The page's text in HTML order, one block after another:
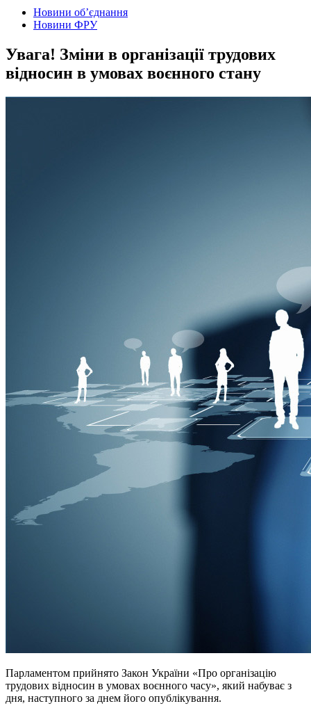
Новини об’єднання
Новини ФРУ
Увага! Зміни в організації трудових
відносин в умовах воєнного стану
Парламентом прийнято Закон України «Про організацію
трудових відносин в умовах воєнного часу», який набуває з
дня, наступного за днем його опублікування.